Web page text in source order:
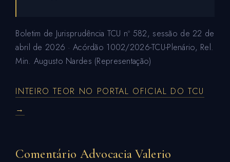
Boletim de Jurisprudência TCU nº 582, sessão de 22 de
abril de 2026 · Acórdão 1002/2026-TCU-Plenário, Rel.
Min. Augusto Nardes (Representação)
INTEIRO TEOR NO PORTAL OFICIAL DO TCU
→
Comentário Advocacia Valerio